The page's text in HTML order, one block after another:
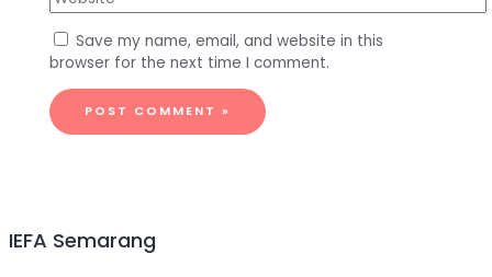
Save my name, email, and website in this
browser for the next time I comment.
IEFA Semarang